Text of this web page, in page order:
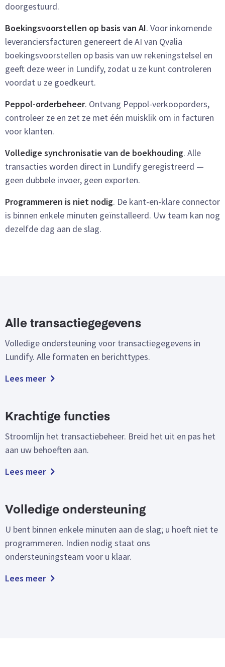
doorgestuurd.
Boekingsvoorstellen op basis van AI. Voor inkomende
leveranciersfacturen genereert de AI van Qvalia
boekingsvoorstellen op basis van uw rekeningstelsel en
geeft deze weer in Lundify, zodat u ze kunt controleren
voordat u ze goedkeurt.
Peppol-orderbeheer. Ontvang Peppol-verkooporders,
controleer ze en zet ze met één muisklik om in facturen
voor klanten.
Volledige synchronisatie van de boekhouding. Alle
transacties worden direct in Lundify geregistreerd —
geen dubbele invoer, geen exporten.
Programmeren is niet nodig. De kant-en-klare connector
is binnen enkele minuten geïnstalleerd. Uw team kan nog
dezelfde dag aan de slag.
Alle transactiegegevens
Volledige ondersteuning voor transactiegegevens in
Lundify. Alle formaten en berichttypes.
Lees meer
Krachtige functies
Stroomlijn het transactiebeheer. Breid het uit en pas het
aan uw behoeften aan.
Lees meer
Volledige ondersteuning
U bent binnen enkele minuten aan de slag; u hoeft niet te
programmeren. Indien nodig staat ons
ondersteuningsteam voor u klaar.
Lees meer